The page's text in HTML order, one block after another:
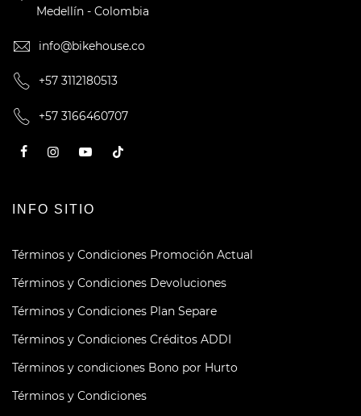
Medellín - Colombia
info@bikehouse.co
+57 3112180513
+57 3166460707
INFO SITIO
Términos y Condiciones Promoción Actual
Términos y Condiciones Devoluciones
Términos y Condiciones Plan Separe
Términos y Condiciones Créditos ADDI
Términos y condiciones Bono por Hurto
Términos y Condiciones